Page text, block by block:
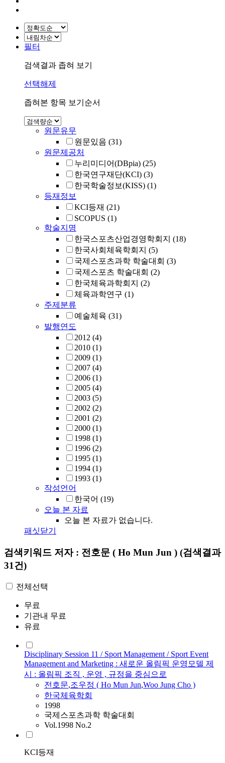
필터
검색결과 좁혀 보기
선택해제
좁혀본 항목 보기순서
원문유무
원문있음 (31)
원문제공처
누리미디어(DBpia) (25)
한국연구재단(KCI) (3)
한국학술정보(KISS) (1)
등재정보
KCI등재 (21)
SCOPUS (1)
학술지명
한국스포츠산업경영학회지 (18)
한국사회체육학회지 (5)
국제스포츠과학 학술대회 (3)
국제스포츠 학술대회 (2)
한국체육과학회지 (2)
체육과학연구 (1)
주제분류
예술체육 (31)
발행연도
2012 (4)
2010 (1)
2009 (1)
2007 (4)
2006 (1)
2005 (4)
2003 (5)
2002 (2)
2001 (2)
2000 (1)
1998 (1)
1996 (2)
1995 (1)
1994 (1)
1993 (1)
작성언어
한국어 (19)
오늘 본 자료
오늘 본 자료가 없습니다.
패싯닫기
검색키워드 저자 : 전호문 ( Ho Mun Jun ) (검색결과
31건)
전체선택
무료
기관내 무료
유료
Disciplinary Session 11 / Sport Management / Sport Event
Management and Marketing : 새로운 올림픽 운영모델 제
시 : 올림픽 조직 , 운영 , 규정을 중심으로
전호문,조우정 ( Ho Mun Jun,Woo Jung Cho )
한국체육학회
1998
국제스포츠과학 학술대회
Vol.1998 No.2
KCI등재